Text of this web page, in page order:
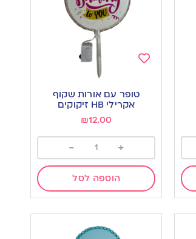
wishlist
טופר עם אורות שקוף
אקרילי HB זיקוקים
₪12.00
+
-
הוספה לסל